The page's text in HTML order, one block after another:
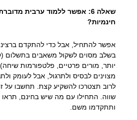
שאלה 6: אפשר ללמוד ערבית
חינמיות?
אפשר להתחיל, אבל כדי להתקדם
בשלב מסוים לשקול משאבים בתשלום
יותר, מורים פרטיים, פלטפורמות
מצוינים לבסיס ולתרגול, אבל לעומק
לרוב תצטרכו להשקיע קצת. תחשבו על
שווה. התחילו עם מה שיש בחינם,
ותתקדמו משם.